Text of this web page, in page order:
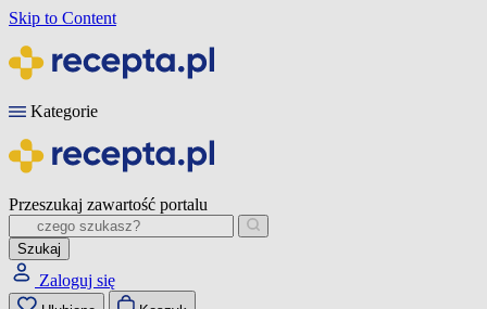
Skip to Content
Kategorie
Przeszukaj zawartość portalu
Szukaj
Zaloguj się